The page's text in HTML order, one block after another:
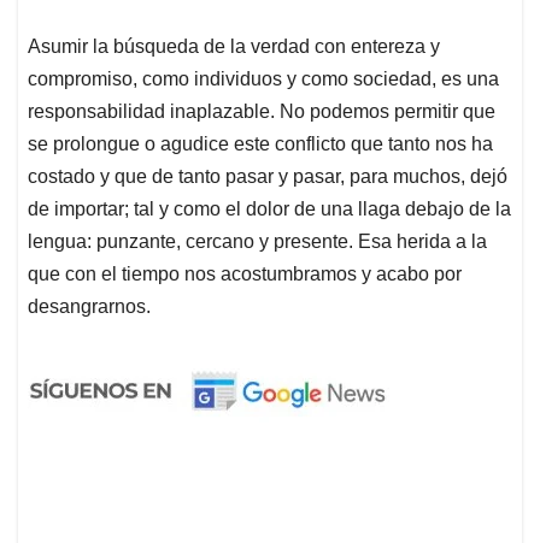
Asumir la búsqueda de la verdad con entereza y
compromiso, como individuos y como sociedad, es una
responsabilidad inaplazable. No podemos permitir que
se prolongue o agudice este conflicto que tanto nos ha
costado y que de tanto pasar y pasar, para muchos, dejó
de importar; tal y como el dolor de una llaga debajo de la
lengua: punzante, cercano y presente. Esa herida a la
que con el tiempo nos acostumbramos y acabo por
desangrarnos.